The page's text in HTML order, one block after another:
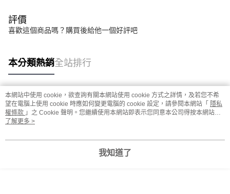
評價
喜歡這個商品嗎？購買後給他一個好評吧
本分類熱銷全站排行
熱門標籤
本網站中使用 cookie，欲查詢有關本網站使用 cookie 方式之詳情，及若您不希
望在電腦上使用 cookie 時應如何變更電腦的 cookie 設定，請參閱本網站「 隱私
權條款 」之 Cookie 聲明。您繼續使用本網站即表示您同意本公司得按本網站使
用條款之 Cookie 聲明使用 cookie。
了解更多 >
我知道了